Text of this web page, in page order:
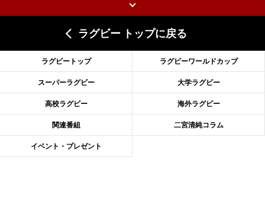
2026年6月18日(木)更新
滑川剛人レフリー、早過ぎる引退「27年W杯の主審、遠のいた夢」
2026年6月11日(木)更新
神戸、リーグワン初優勝の道のりデイブ・レニーHCの功績と財産
2026年6月4日(木)更新
“泣き虫先生”こと山口良治氏死去「信は力なり」骨太の教育方針
ラグビー トップに戻る
ラグビートップ ラグビーワールドカップ
スーパーラグビー 大学ラグビー
高校ラグビー 海外ラグビー
関連番組 二宮清純コラム
イベント・プレゼント